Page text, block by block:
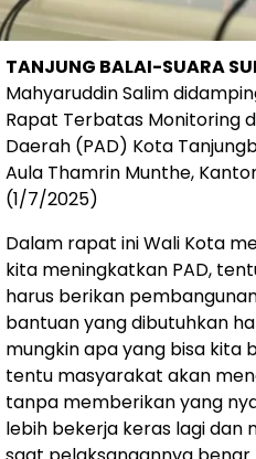
TANJUNG BALAI-SUARA
Mahyaruddin Salim
Rapat Terbatas Monitoring
Daerah (PAD) Kota
Aula Thamrin Munthe,
(1/7/2025)
Dalam rapat ini Wali Kota
kita meningkatkan PAD,
harus berikan
bantuan yang dibutuhkan
mungkin apa yang bisa kita
tentu masyarakat akan
tanpa memberikan yang
lebih bekerja keras lagi dan